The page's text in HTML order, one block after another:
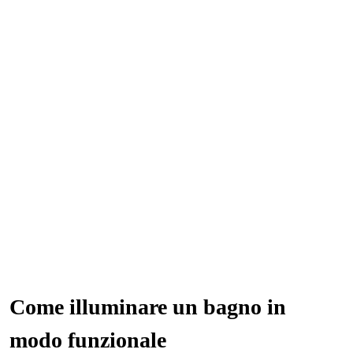
Come illuminare un bagno in
modo funzionale